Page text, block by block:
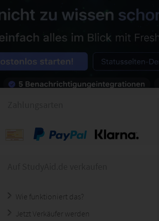
Wie funktioniert das?
Jetzt Verkäufer werden